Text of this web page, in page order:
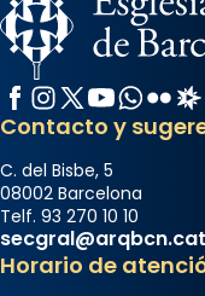
Facebook
Instagram
X / Twitter
YouTubeFlickr
Contacto y
C. del Bisbe, 5
08002 Barcelona
Telf. 93 270 10 10
secgral@arqbcn.cat
Horario de